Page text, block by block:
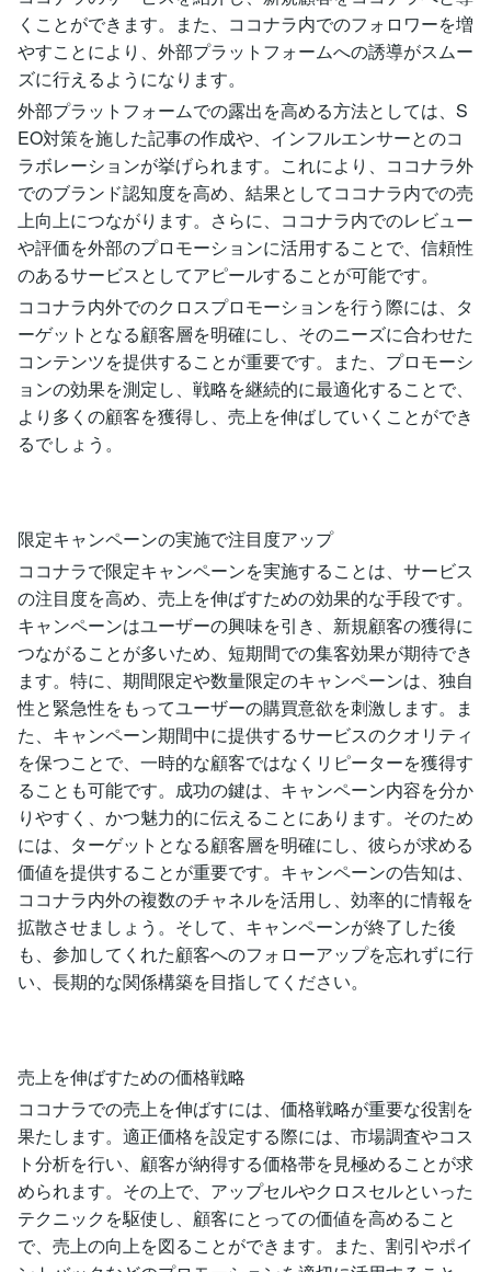
くことができます。また、ココナラ内でのフォロワーを増
やすことにより、外部プラットフォームへの誘導がスムー
ズに行えるようになります。
外部プラットフォームでの露出を高める方法としては、S
EO対策を施した記事の作成や、インフルエンサーとのコ
ラボレーションが挙げられます。これにより、ココナラ外
でのブランド認知度を高め、結果としてココナラ内での売
上向上につながります。さらに、ココナラ内でのレビュー
や評価を外部のプロモーションに活用することで、信頼性
のあるサービスとしてアピールすることが可能です。
ココナラ内外でのクロスプロモーションを行う際には、タ
ーゲットとなる顧客層を明確にし、そのニーズに合わせた
コンテンツを提供することが重要です。また、プロモーシ
ョンの効果を測定し、戦略を継続的に最適化することで、
より多くの顧客を獲得し、売上を伸ばしていくことができ
るでしょう。
限定キャンペーンの実施で注目度アップ
ココナラで限定キャンペーンを実施することは、サービス
の注目度を高め、売上を伸ばすための効果的な手段です。
キャンペーンはユーザーの興味を引き、新規顧客の獲得に
つながることが多いため、短期間での集客効果が期待でき
ます。特に、期間限定や数量限定のキャンペーンは、独自
性と緊急性をもってユーザーの購買意欲を刺激します。ま
た、キャンペーン期間中に提供するサービスのクオリティ
を保つことで、一時的な顧客ではなくリピーターを獲得す
ることも可能です。成功の鍵は、キャンペーン内容を分か
りやすく、かつ魅力的に伝えることにあります。そのため
には、ターゲットとなる顧客層を明確にし、彼らが求める
価値を提供することが重要です。キャンペーンの告知は、
ココナラ内外の複数のチャネルを活用し、効率的に情報を
拡散させましょう。そして、キャンペーンが終了した後
も、参加してくれた顧客へのフォローアップを忘れずに行
い、長期的な関係構築を目指してください。
売上を伸ばすための価格戦略
ココナラでの売上を伸ばすには、価格戦略が重要な役割を
果たします。適正価格を設定する際には、市場調査やコス
ト分析を行い、顧客が納得する価格帯を見極めることが求
められます。その上で、アップセルやクロスセルといった
テクニックを駆使し、顧客にとっての価値を高めること
で、売上の向上を図ることができます。また、割引やポイ